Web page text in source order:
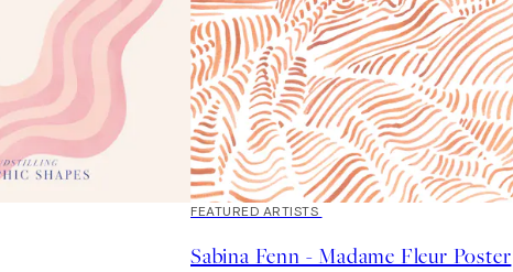
40%*
FEATURED ARTISTS
Sabina Fenn - Madame Fleur Poster